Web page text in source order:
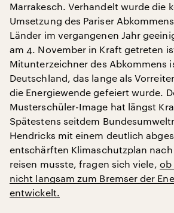
Marrakesch. Verhandelt wurde die
Umsetzung des Pariser
Länder im vergangenen Jahr
am 4. November in Kraft getreten
Mitunterzeichner des Abkommens
Deutschland, das lange als
die Energiewende gefeiert wurde.
Musterschüler-Image hat längst
Spätestens seitdem
Hendricks mit einem deutlich
entschärften Klimaschutzplan nach
reisen musste, fragen sich viele, ob
nicht langsam zum Bremser der
entwickelt.